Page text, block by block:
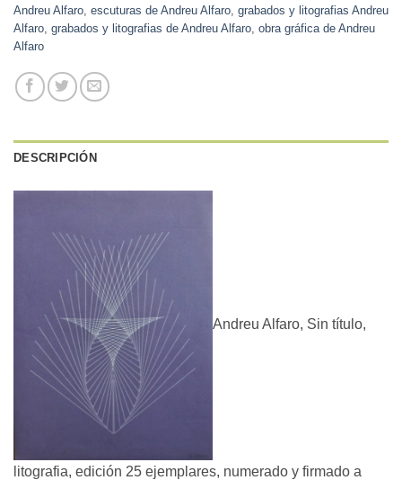
Andreu Alfaro escuturas de Andreu Alfaro grabados y litografias Andreu
Alfaro grabados y litografias de Andreu Alfaro obra gráfica de Andreu
Alfaro
DESCRIPCIÓN
Andreu Alfaro, Sin título,
litografia, edición 25 ejemplares, numerado y firmado a